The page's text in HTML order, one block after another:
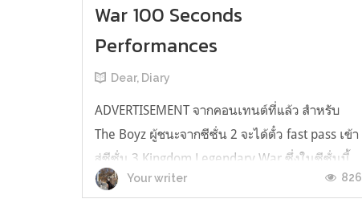
War 100 Seconds
Performances
Dear, Diary
ADVERTISEMENT จากคอนเทนต์ที่แล้ว สำหรับ
The Boyz ผู้ชนะจากซีซั่น 2 จะได้ตั๋ว fast pass เข้า
สู่ซีซั่น 3 Kingdom Legendary War ซึ่งในซีซั่นนี้
เรียกได้ว่า ระดับความตึงเครียดของการแข่งขัน
Your writer 826